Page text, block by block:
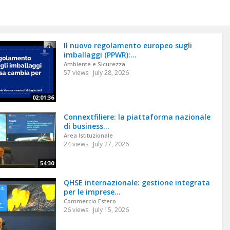
02:01:36
Il nuovo regolamento europeo sugli
imballaggi (PPWR):...
Ambiente e Sicurezza
57 views July 28, 2026
54:30
Connextfiliere: la piattaforma nazionale
di business...
Area Istituzionale
24 views July 27, 2026
QHSE internazionale: gestione integrata
per le imprese...
Commercio Estero
26 views July 15, 2026